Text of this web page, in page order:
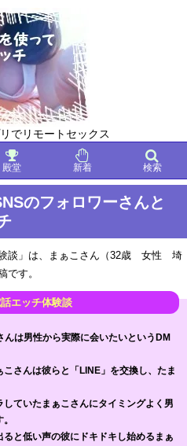
でリモートセックス
殿堂 新着 検索
のフォロワーさんと
談」は、まぁこさん（32歳 女性 埼
す。
は男性から実際に会いたいというDM
さんは彼らと「LINE」を交換し、たま
ていたまぁこさんにタイミングよく男
と低い声の彼にドキドキし始めるまぁ